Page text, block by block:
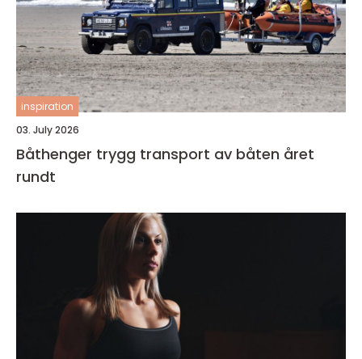
inspiration
03. July 2026
Båthenger trygg transport av båten året
rundt